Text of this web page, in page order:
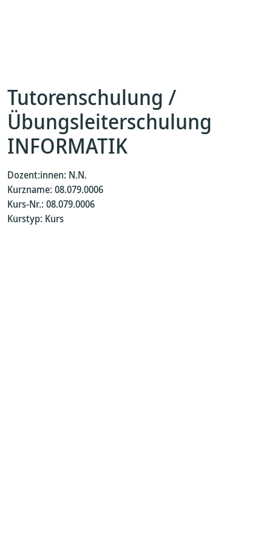
Tutorenschulung /
Übungsleiterschulung
INFORMATIK
Dozent:innen: N.N.
Kurzname: 08.079.0006
Kurs-Nr.: 08.079.0006
Kurstyp: Kurs